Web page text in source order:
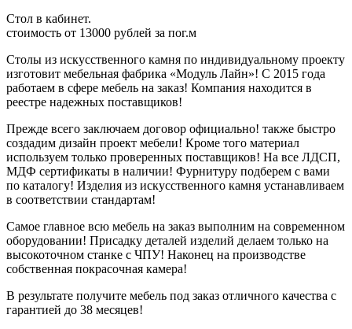
Стол в кабинет.
стоимость от 13000 рублей за пог.м
Столы из искусственного камня по индивидуальному проекту
изготовит мебельная фабрика «Модуль Лайн»! С 2015 года
работаем в сфере мебель на заказ! Компания находится в
реестре надежных поставщиков!
Прежде всего заключаем договор официально! также быстро
создадим дизайн проект мебели! Кроме того материал
используем только проверенных поставщиков! На все ЛДСП,
МДФ сертификаты в наличии! Фурнитуру подберем с вами
по каталогу! Изделия из искусственного камня устанавливаем
в соответствии стандартам!
Самое главное всю мебель на заказ выполним на современном
оборудовании! Присадку деталей изделий делаем только на
высокоточном станке с ЧПУ! Наконец на производстве
собственная покрасочная камера!
В результате получите мебель под заказ отличного качества с
гарантией до 38 месяцев!